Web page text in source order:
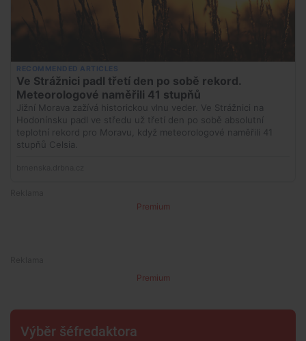
Premium
Premium
Výběr šéfredaktora